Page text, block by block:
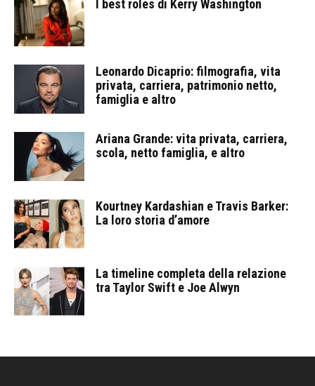
I best roles di Kerry Washington
Leonardo Dicaprio: filmografia, vita
privata, carriera, patrimonio netto,
famiglia e altro
Ariana Grande: vita privata, carriera,
scola, netto famiglia, e altro
Kourtney Kardashian e Travis Barker:
La loro storia d’amore
La timeline completa della relazione
tra Taylor Swift e Joe Alwyn